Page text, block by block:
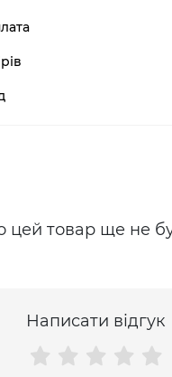
цей товар ще не
Написати відгук